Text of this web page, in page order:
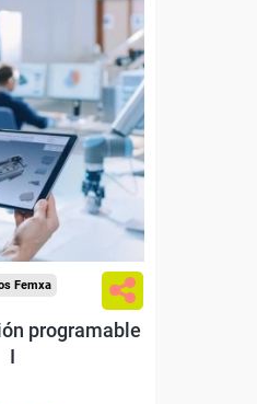
100%
Sector
industrias
Femxa
programable
I